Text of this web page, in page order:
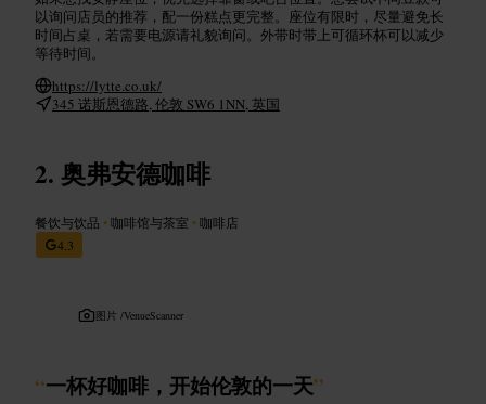
以询问店员的推荐，配一份糕点更完整。座位有限时，尽量避免长
时间占桌，若需要电源请礼貌询问。外带时带上可循环杯可以减少
等待时间。
https://lytte.co.uk/
345 诺斯恩德路, 伦敦 SW6 1NN, 英国
奥弗安德咖啡
餐饮与饮品 •咖啡馆与茶室 •咖啡店
4.3
图片 /VenueScanner
“一杯好咖啡，开始伦敦的一天”